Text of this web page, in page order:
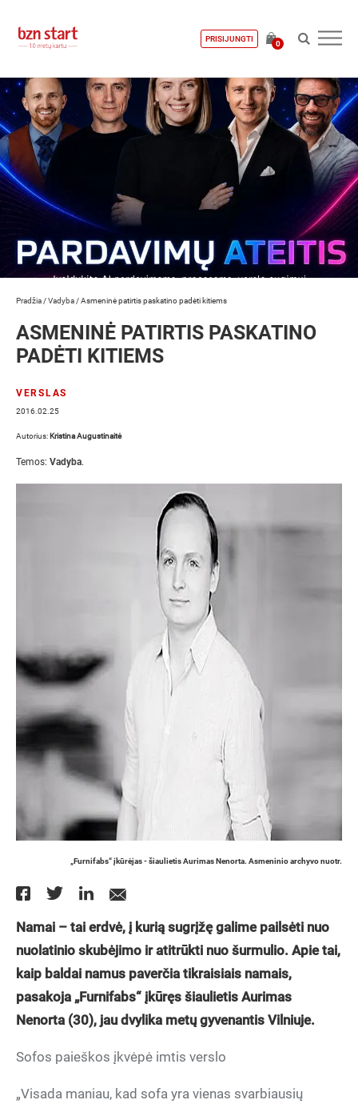
PRISIJUNGTI
0
Pradžia /Vadyba /Asmeninė patirtis paskatino padėti kitiems
ASMENINĖ PATIRTIS PASKATINO
PADĖTI KITIEMS
VERSLAS
2016.02.25
Autorius: Kristina Augustinaitė
Temos: Vadyba.
„Furnifabs“ įkūrėjas - šiaulietis Aurimas Nenorta. Asmeninio archyvo nuotr.
Namai – tai erdvė, į kurią sugrįžę galime pailsėti nuo
nuolatinio skubėjimo ir atitrūkti nuo šurmulio. Apie tai,
kaip baldai namus paverčia tikraisiais namais,
pasakoja „Furnifabs“ įkūręs šiaulietis Aurimas
Nenorta (30), jau dvylika metų gyvenantis Vilniuje.
Sofos paieškos įkvėpė imtis verslo
„Visada maniau, kad sofa yra vienas svarbiausių